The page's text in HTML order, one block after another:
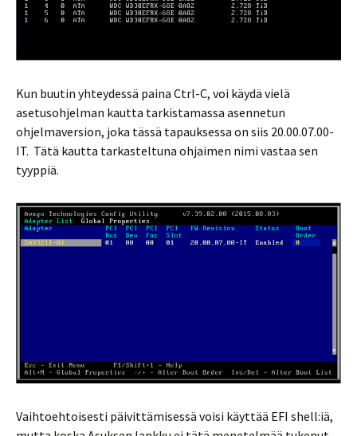
Kun buutin yhteydessä paina Ctrl-C, voi käydä vielä
asetusohjelman kautta tarkistamassa asennetun
ohjelmaversion, joka tässä tapauksessa on siis 20.00.07.00-
IT. Tätä kautta tarkasteltuna ohjaimen nimi vastaa sen
tyyppiä.
Vaihtoehtoisesti päivittämisessä voisi käyttää EFI shell:iä,